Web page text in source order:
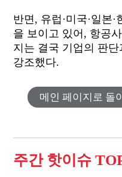
반면, 유럽·미국·일본
을 보이고 있어, 항공
지는 결국 기업의 판
강조했다.
메인 페이지로 돌
주간 핫이슈